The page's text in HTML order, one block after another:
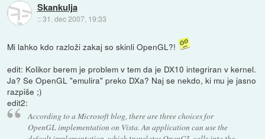
Skankulja
::31. dec 2007, 19:33
Mi lahko kdo razloži zakaj so skinli OpenGL?!
edit: Kolikor berem je problem v tem da je DX10 integriran v kernel.
Ja? Se OpenGL "emulira" preko DXa? Naj se nekdo, ki mu je jasno
razpiše ;)
edit2:
According to a Microsoft blog, there are three choices for
OpenGL implementation on Vista. An application can use the